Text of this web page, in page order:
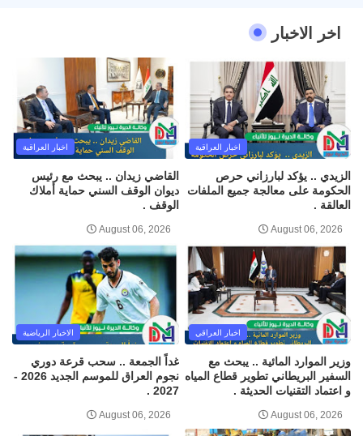
اخر الاخبار
اخبار العراقية
الزيدي .. يؤكد لبارزاني حرص
الحكومة على معالجة جميع الملفات
العالقة .
August 06, 2026
اخبار العراقية
القاضي زيدان .. يبحث مع رئيس
ديوان الوقف السني حماية أملاك
الوقف .
August 06, 2026
اخبار العراقي
وزير الموارد المائية .. يبحث مع
السفير البريطاني تطوير قطاع المياه
و اعتماد التقنيات الحديثة .
August 06, 2026
الاخبار الرياضية
غداً الجمعة .. سحب قرعة دوري
نجوم العراق للموسم الجديد 2026 -
2027 .
August 06, 2026